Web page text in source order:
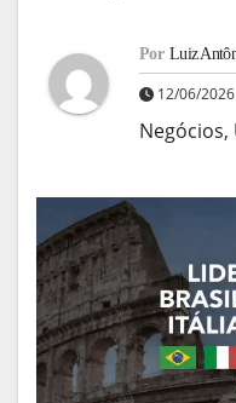
Por Luiz
12/06/2026
Negócios,